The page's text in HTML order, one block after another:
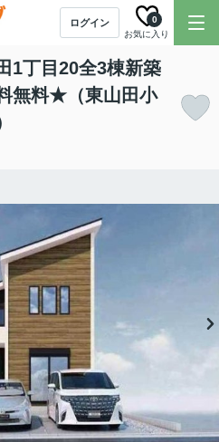
ログイン
お気に入り
0
1丁目20全3棟新築
無料★（東山田小